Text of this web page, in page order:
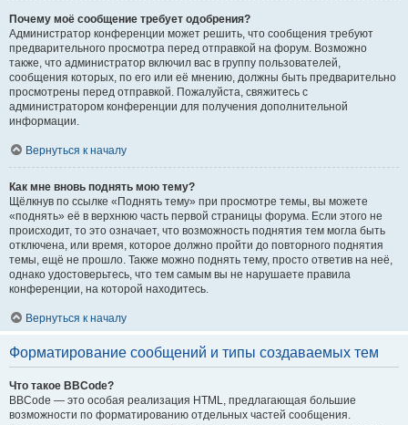
Почему моё сообщение требует одобрения?
Администратор конференции может решить, что сообщения требуют
предварительного просмотра перед отправкой на форум. Возможно
также, что администратор включил вас в группу пользователей,
сообщения которых, по его или её мнению, должны быть предварительно
просмотрены перед отправкой. Пожалуйста, свяжитесь с
администратором конференции для получения дополнительной
информации.
Вернуться к началу
Как мне вновь поднять мою тему?
Щёлкнув по ссылке «Поднять тему» при просмотре темы, вы можете
«поднять» её в верхнюю часть первой страницы форума. Если этого не
происходит, то это означает, что возможность поднятия тем могла быть
отключена, или время, которое должно пройти до повторного поднятия
темы, ещё не прошло. Также можно поднять тему, просто ответив на неё,
однако удостоверьтесь, что тем самым вы не нарушаете правила
конференции, на которой находитесь.
Вернуться к началу
Форматирование сообщений и типы создаваемых тем
Что такое BBCode?
BBCode — это особая реализация HTML, предлагающая большие
возможности по форматированию отдельных частей сообщения.